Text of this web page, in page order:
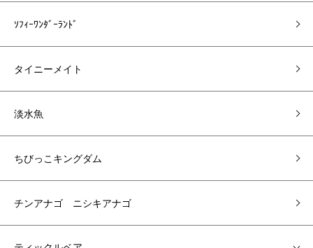
ｿﾌｨｰﾜﾝﾀﾞｰﾗﾝﾄﾞ
タイニーメイト
淡水魚
ちびっこキングダム
チンアナゴ ニシキアナゴ